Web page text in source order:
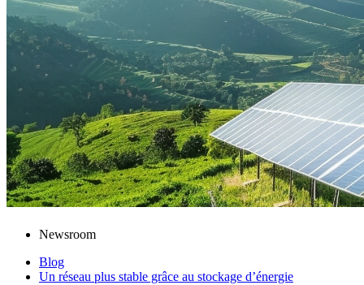
Newsroom
Blog
Un réseau plus stable grâce au stockage d’énergie